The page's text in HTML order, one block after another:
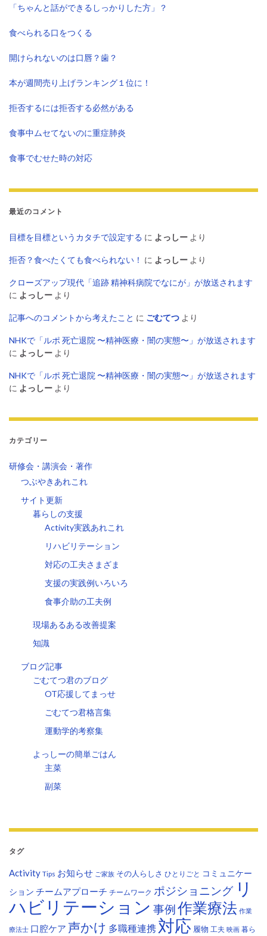
「ちゃんと話ができるしっかりした方」？
食べられる口をつくる
開けられないのは口唇？歯？
本が週間売り上げランキング１位に！
拒否するには拒否する必然がある
食事中ムセてないのに重症肺炎
食事でむせた時の対応
最近のコメント
目標を目標というカタチで設定する に よっしー より
拒否？食べたくても食べられない！ に よっしー より
クローズアップ現代「追跡 精神科病院でなにが」が放送されます
に よっしー より
記事へのコメントから考えたこと に ごむてつ より
NHKで「ルポ 死亡退院 〜精神医療・闇の実態〜」が放送されます
に よっしー より
NHKで「ルポ 死亡退院 〜精神医療・闇の実態〜」が放送されます
に よっしー より
カテゴリー
研修会・講演会・著作
つぶやきあれこれ
サイト更新
暮らしの支援
Activity実践あれこれ
リハビリテーション
対応の工夫さまざま
支援の実践例いろいろ
食事介助の工夫例
現場あるある改善提案
知識
ブログ記事
ごむてつ君のブログ
OT応援してまっせ
ごむてつ君格言集
運動学的考察集
よっしーの簡単ごはん
主菜
副菜
タグ
Activity Tips お知らせ ご家族 その人らしさ ひとりごと コミュニケー
ション チームアプローチ チームワーク ポジショニング リ
ハビリテーション 事例作業療法 作業
療法士 口腔ケア 声かけ 多職種連携 対応 履物 工夫 映画 暮ら